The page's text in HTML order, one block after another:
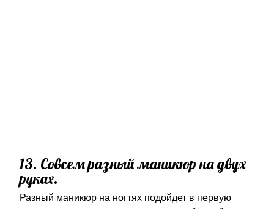
13. Совсем разный маникюр на двух
руках.
Разный маникюр на ногтях подойдет в первую